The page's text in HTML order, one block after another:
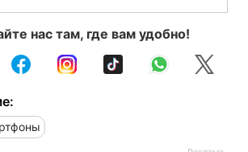
нас там, где вам удобно!